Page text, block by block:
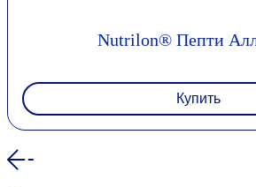
Nutrilon® Пепти
Купить